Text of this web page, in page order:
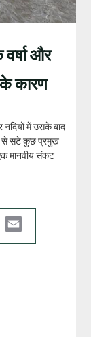
और
के कारण
नदियों में उसके बाद
से सटे कुछ प्रमुख
मानवीय संकट